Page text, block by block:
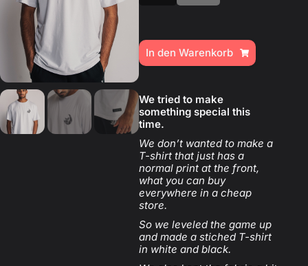
In den Warenkorb
We tried to make
something special this
time.
We don’t wanted to make a
T-shirt that just has a
normal print at the front,
what you can buy
everywhere in a cheap
store.
So we leveled the game up
and made a stiched T-shirt
in white and black.